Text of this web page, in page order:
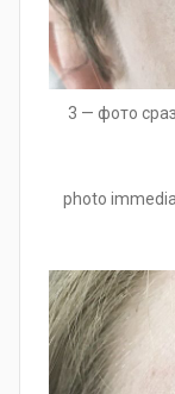
3 — фото
photo